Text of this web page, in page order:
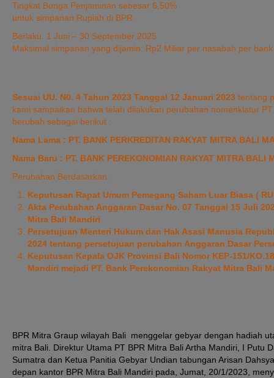
Tingkat Bunga Penjaminan sebesar 6,50%
untuk simpanan Rupiah di BPR.
Berlaku: 1 Juni – 30 September 2025
Maksimal simpanan yang dijamin: Rp2 Miliar per nasabah per
Sesuai UU. N0. 4 Tahun 2023 Tanggal 12 Januari 2023 tentang
kami sampaikan bahwa telah dilakukan perubahan nomenklatur
berubah sebagai berikut :
Nama Lama : PT. BANK PERKREDITAN RAKYAT MITRA BALI
Nama Baru : PT. BANK PEREKONOMIAN RAKYAT MITRA BALI
Perubahan Berdasarkan :
Keputusan Rapat Umum Pemegang Saham Luar Biasa (
Akta Perubahan Anggaran Dasar No. 07 Tanggal 15 Juli
Mitra Bali Mandiri
Persetujuan Menteri Hukum dan Hak Asasi Manusia
2024 tentang persetujuan perubahan Anggaran Dasar
Keputusan Kepala OJK Provinsi Bali Nomor KEP-151/
Mandiri mejadi PT. Bank Perekonomian Rakyat Mitra Bali
BPR Mitra Graup wilayah Bali menggelar gebyar dengan hadiah
mitra Bali. Direktur Utama PT BPR Mitra Bali Artha Mandiri, I Putu
Sumatra dan Ketua Panitia Gebyar Undian tabungan Arisan
depan kantor BPR Mitra Bali Mandiri pada, Jumat, 20/1/2023,